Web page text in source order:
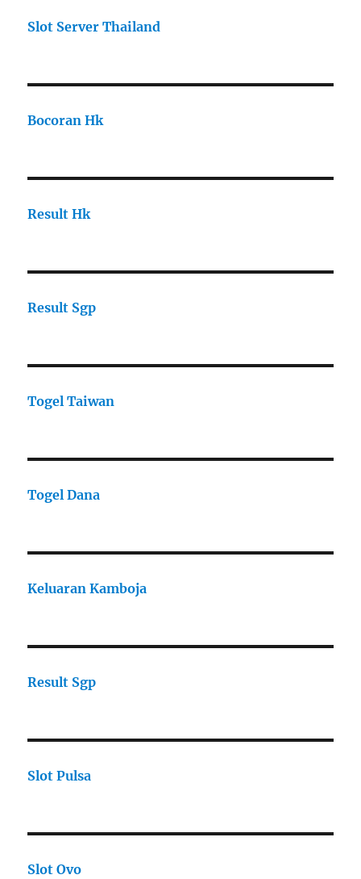
Slot Server Thailand
Bocoran Hk
Result Hk
Result Sgp
Togel Taiwan
Togel Dana
Keluaran Kamboja
Result Sgp
Slot Pulsa
Slot Ovo